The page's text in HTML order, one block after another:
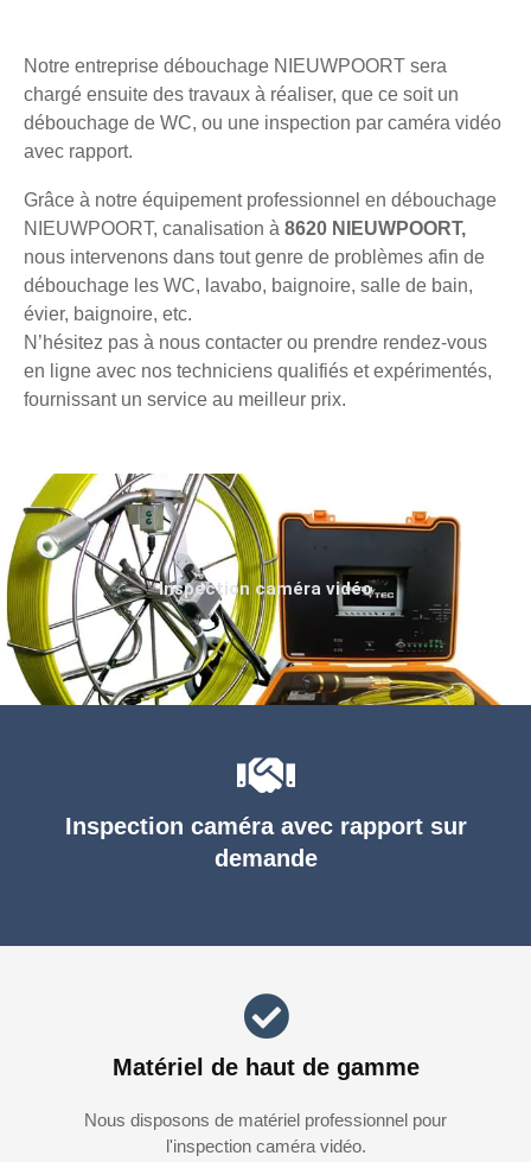
Notre entreprise débouchage NIEUWPOORT sera
chargé ensuite des travaux à réaliser, que ce soit un
débouchage de WC, ou une inspection par caméra vidéo
avec rapport.
Grâce à notre équipement professionnel en débouchage
NIEUWPOORT, canalisation à 8620 NIEUWPOORT,
nous intervenons dans tout genre de problèmes afin de
débouchage les WC, lavabo, baignoire, salle de bain,
évier, baignoire, etc.
N’hésitez pas à nous contacter ou prendre rendez-vous
en ligne avec nos techniciens qualifiés et expérimentés,
fournissant un service au meilleur prix.
Inspection caméra avec rapport sur
demande
Matériel de haut de gamme
Nous disposons de matériel professionnel pour
l'inspection caméra vidéo.
Inspection caméra vidéo